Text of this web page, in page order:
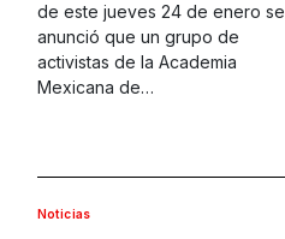
de este jueves 24 de enero se
anunció que un grupo de
activistas de la Academia
Mexicana de…
Noticias